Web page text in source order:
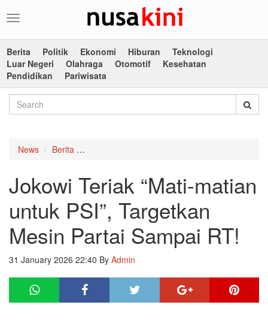
Toggle
Berita
Politik Ekonomi Hiburan
Teknologi
Luar Negeri
Olahraga Otomotif
Kesehatan
Pendidikan
Pariwisata
News Berita
Jokowi Teriak “Mati-matian
untuk PSI”, Targetkan
Mesin Partai Sampai RT!
31 January 2026 22:40 By Admin